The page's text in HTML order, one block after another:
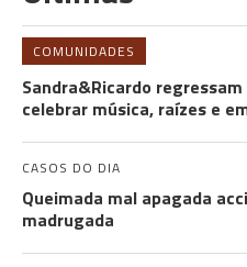
COMUNIDADES
Sandra&Ricardo
celebrar música, raízes e
CASOS DO DIA
Queimada mal apagada
madrugada